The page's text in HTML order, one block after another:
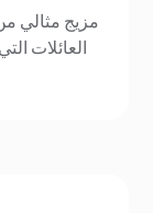
مزيج مثالي